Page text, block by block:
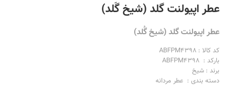
عطر اپیولنت گلد (شیخ گُلد)
عطر اپیولنت گلد (شیخ گُلد)
کد کالا : ABFPM4398
بارکد : ABFPM4398
برند : شیخ
دسته بندی : عطر مردانه